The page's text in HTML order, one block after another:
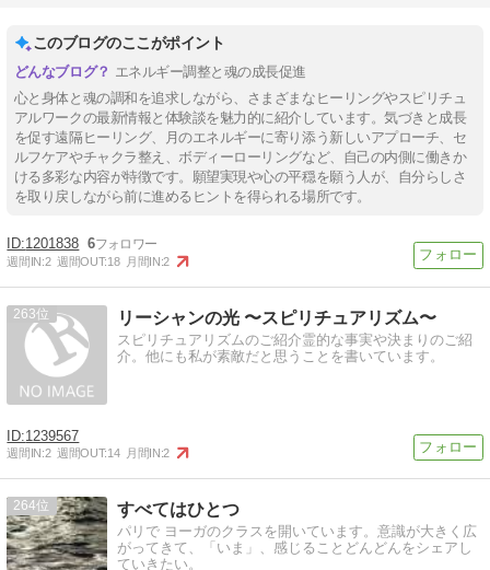
このブログのここがポイント
エネルギー調整と魂の成長促進
心と身体と魂の調和を追求しながら、さまざまなヒーリングやスピリチュ
アルワークの最新情報と体験談を魅力的に紹介しています。気づきと成長
を促す遠隔ヒーリング、月のエネルギーに寄り添う新しいアプローチ、セ
ルフケアやチャクラ整え、ボディーローリングなど、自己の内側に働きか
ける多彩な内容が特徴です。願望実現や心の平穏を願う人が、自分らしさ
を取り戻しながら前に進めるヒントを得られる場所です。
1201838 6
週間IN:2 週間OUT:18 月間IN:2
263 リーシャンの光 〜スピリチュアリズム〜
スピリチュアリズムのご紹介霊的な事実や決まりのご紹
介。他にも私が素敵だと思うことを書いています。
1239567
週間IN:2 週間OUT:14 月間IN:2
264 すべてはひとつ
パリで ヨーガのクラスを開いています。意識が大きく広
がってきて、「いま」、感じることどんどんをシェアし
ていきたい。